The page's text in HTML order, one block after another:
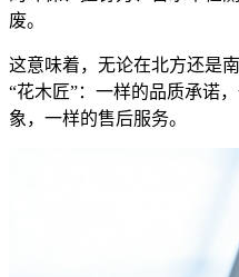
废。
这意味着，无论在北方还是
“花木匠”：一样的品质承诺
象，一样的售后服务。